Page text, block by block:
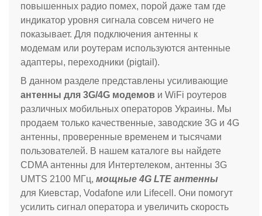
повышенных радио помех, порой даже там где
индикатор уровня сигнала совсем ничего не
показывает. Для подключения антенны к
модемам или роутерам используются антенные
адаптеры, переходники (pigtail).
В данном разделе представлены усиливающие
антенны для 3G/4G модемов и WiFi роутеров
различных мобильных операторов Украины. Мы
продаем только качественные, заводские 3G и 4G
антенны, проверенные временем и тысячами
пользователей. В нашем каталоге вы найдете
CDMA антенны для Интертелеком, антенны 3G
UMTS 2100 МГц, мощные 4G LTE антенны
для Киевстар, Vodafone или Lifecell . Они помогут
усилить сигнал оператора и увеличить скорость